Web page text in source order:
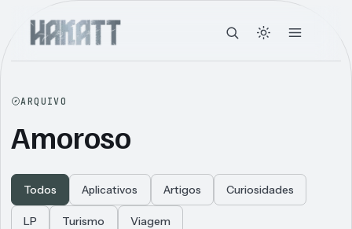
ARQUIVO
Amoroso
Todos Aplicativos Artigos Curiosidades
LP Turismo Viagem